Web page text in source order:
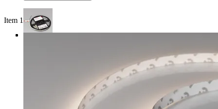
Item 1 of 4